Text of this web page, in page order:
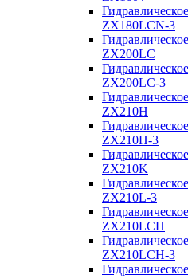
ZX180LCN-3
ZX200LC
ZX200LC-3
ZX210H
ZX210H-3
ZX210K
ZX210L-3
ZX210LCH
ZX210LCH-3